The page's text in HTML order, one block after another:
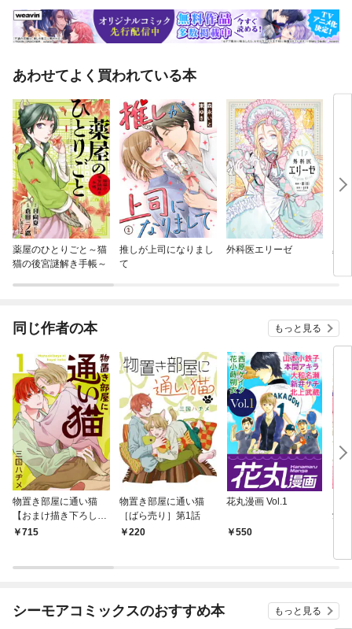
あわせてよく買われている本
薬屋のひとりごと～猫
猫の後宮謎解き手帳～
推しが上司になりまし
て
外科医エリーゼ
黒
同じ作者の本 もっと見る
物置き部屋に通い猫
【おまけ描き下ろし付
き】 1巻
715
物置き部屋に通い猫
［ばら売り］第1話
220
花丸漫画 Vol.1
550
愛
シーモアコミックスのおすすめ本 もっと見る